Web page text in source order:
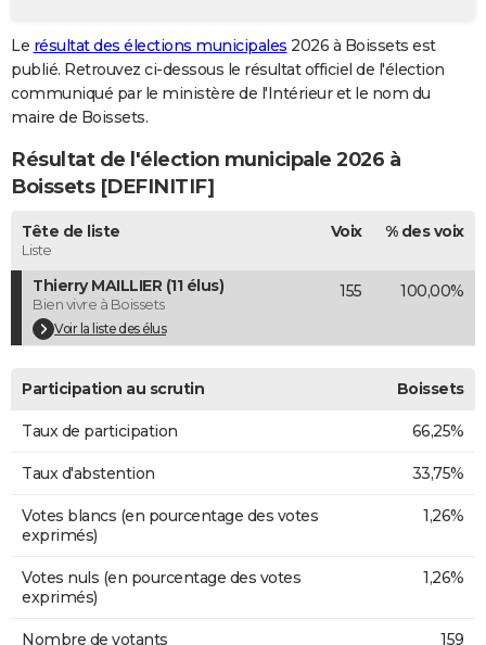
GUIDES D'ACHAT
BONS PLANS
CARTE DE VOEUX
Carte de Noël
Carte Bonne année
Carte Saint-Valentin
Carte Pâques
Carte d'anniversaire
DICTIONNAIRE
Dictionnaire
Biographies
Citations
Expressions
Proverbes
PROGRAMME TV
COPAINS D'AVANT
S'inscrire
Se connecter
Lycées
Collèges
Primaires
Universités
Entreprises
Service militaire
Avis de recherche
AVIS DE DÉCÈS
FORUM
Le résultat des élections municipales 2026 à Boissets est
publié. Retrouvez ci-dessous le résultat officiel de l'élection
communiqué par le ministère de l'Intérieur et le nom du
maire de Boissets.
Résultat de l'élection municipale 2026 à
Boissets [DEFINITIF]
Tête de liste
Liste
Voix % des voix
Thierry MAILLIER (11 élus)
Bien vivre à Boissets
Voir la liste des élus
155 100,00%
Participation au scrutin Boissets
Taux de participation 66,25%
Taux d'abstention 33,75%
Votes blancs (en pourcentage des votes
exprimés)
1,26%
Votes nuls (en pourcentage des votes
exprimés)
1,26%
Nombre de votants 159